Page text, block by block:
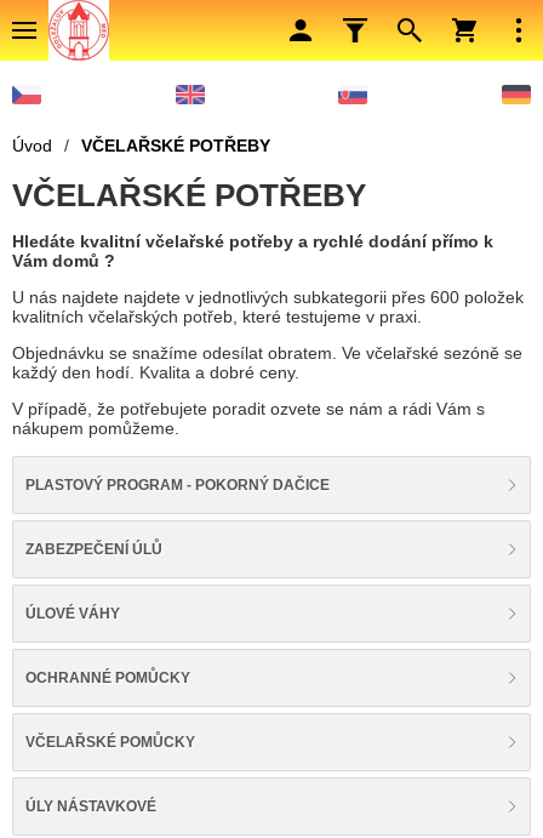
Úvod / VČELAŘSKÉ POTŘEBY
VČELAŘSKÉ POTŘEBY
Hledáte kvalitní včelařské potřeby a rychlé dodání přímo k
Vám domů ?
U nás najdete najdete v jednotlivých subkategorii přes 600 položek
kvalitních včelařských potřeb, které testujeme v praxi.
Objednávku se snažíme odesílat obratem. Ve včelařské sezóně se
každý den hodí. Kvalita a dobré ceny.
V případě, že potřebujete poradit ozvete se nám a rádi Vám s
nákupem pomůžeme.
PLASTOVÝ PROGRAM - POKORNÝ DAČICE
ZABEZPEČENÍ ÚLŮ
ÚLOVÉ VÁHY
OCHRANNÉ POMŮCKY
VČELAŘSKÉ POMŮCKY
ÚLY NÁSTAVKOVÉ